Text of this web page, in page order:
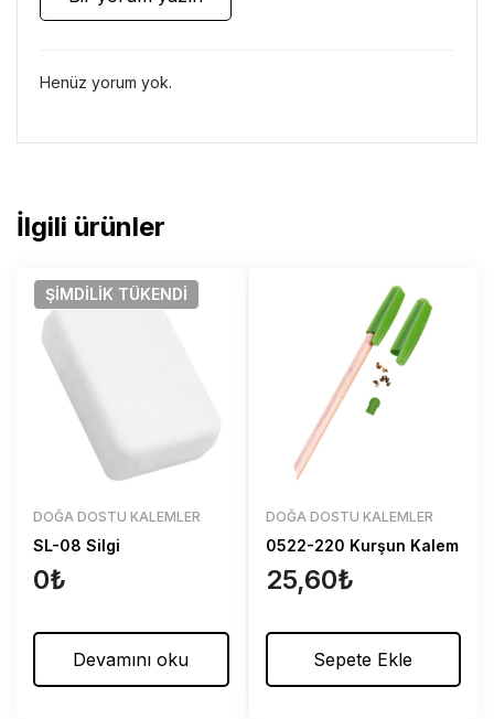
Henüz yorum yok.
İlgili ürünler
ŞIMDILIK TÜKENDI
DOĞA DOSTU KALEMLER
SL-08 Silgi
0₺
Devamını oku
DOĞA DOSTU KALEMLER
0522-220 Kurşun Kalem
25,60₺
Sepete Ekle